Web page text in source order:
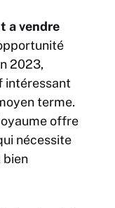
a vendre
2023,
intéressant
terme.
offre
nécessite
bien